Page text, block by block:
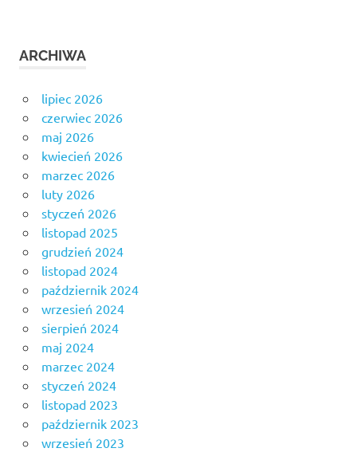
ARCHIWA
lipiec 2026
czerwiec 2026
maj 2026
kwiecień 2026
marzec 2026
luty 2026
styczeń 2026
listopad 2025
grudzień 2024
listopad 2024
październik 2024
wrzesień 2024
sierpień 2024
maj 2024
marzec 2024
styczeń 2024
listopad 2023
październik 2023
wrzesień 2023